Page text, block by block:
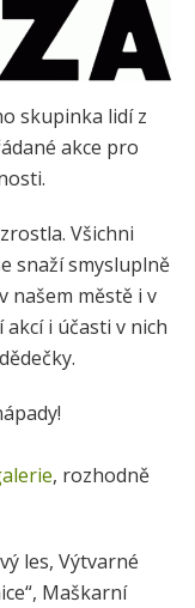
skupinka lidí z
akce pro
Všichni
snaží smysluplně
našem městě i v
i účasti v nich
, rozhodně
les, Výtvarné
Maškarní